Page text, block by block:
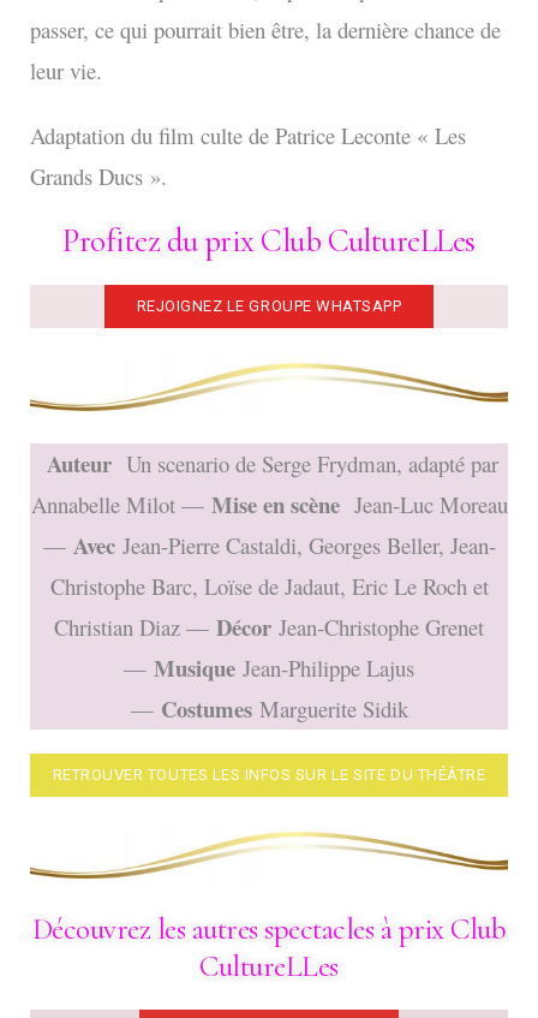
passer, ce qui pourrait bien être, la dernière chance de
leur vie.
Adaptation du film culte de Patrice Leconte « Les
Grands Ducs ».
Profitez du prix Club CultureLLes
REJOIGNEZ LE GROUPE WHATSAPP
Auteur Un scenario de Serge Frydman, adapté par
Annabelle Milot — Mise en scèneJean-Luc Moreau
— AvecJean-Pierre Castaldi, Georges Beller, Jean-
Christophe Barc, Loïse de Jadaut, Eric Le Roch et
Christian Diaz — Décor Jean-Christophe Grenet
— Musique Jean-Philippe Lajus
— CostumesMarguerite Sidik
RETROUVER TOUTES LES INFOS SUR LE SITE DU THÉÂTRE
Découvrez les autres spectacles à prix Club
CultureLLes